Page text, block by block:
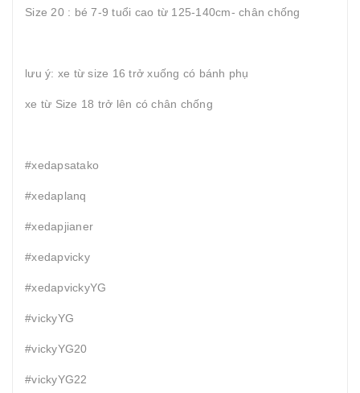
Size 20 : bé 7-9 tuổi cao từ 125-140cm- chân chống
lưu ý: xe từ size 16 trở xuống có bánh phụ
xe từ Size 18 trở lên có chân chống
#xedapsatako
#xedaplanq
#xedapjianer
#xedapvicky
#xedapvickyYG
#vickyYG
#vickyYG20
#vickyYG22